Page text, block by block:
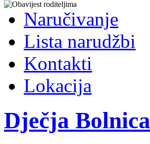
Naručivanje
Lista narudžbi
Kontakti
Lokacija
Dječja